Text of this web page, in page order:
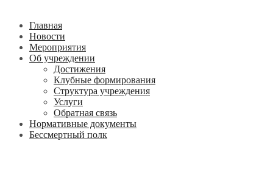
Главная
Новости
Мероприятия
Об учреждении
Достижения
Клубные формирования
Структура учреждения
Услуги
Обратная связь
Нормативные документы
Бессмертный полк